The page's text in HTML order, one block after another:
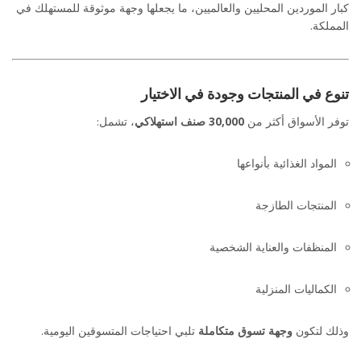
كبار الموردين المحليين والعالميين، ما يجعلها وجهة موثوقة للمستهلك في
المملكة.
تنوع في المنتجات وجودة في الاختيار
توفر الأسواق أكثر من 30,000 صنف استهلاكي ، تشمل:
المواد الغذائية بأنواعها
المنتجات الطازجة
المنظفات والعناية الشخصية
الكماليات المنزلية
وذلك لتكون وجهة تسوق متكاملة تلبي احتياجات المتسوقين اليومية.